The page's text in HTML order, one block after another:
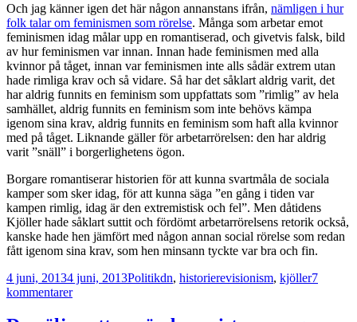
Och jag känner igen det här någon annanstans ifrån, nämligen i hur
folk talar om feminismen som rörelse. Många som arbetar emot
feminismen idag målar upp en romantiserad, och givetvis falsk, bild
av hur feminismen var innan. Innan hade feminismen med alla
kvinnor på tåget, innan var feminismen inte alls sådär extrem utan
hade rimliga krav och så vidare. Så har det såklart aldrig varit, det
har aldrig funnits en feminism som uppfattats som ”rimlig” av hela
samhället, aldrig funnits en feminism som inte behövs kämpa
igenom sina krav, aldrig funnits en feminism som haft alla kvinnor
med på tåget. Liknande gäller för arbetarrörelsen: den har aldrig
varit ”snäll” i borgerlighetens ögon.
Borgare romantiserar historien för att kunna svartmåla de sociala
kamper som sker idag, för att kunna säga ”en gång i tiden var
kampen rimlig, idag är den extremistisk och fel”. Men dåtidens
Kjöller hade såklart suttit och fördömt arbetarrörelsens retorik också,
kanske hade hen jämfört med någon annan social rörelse som redan
fått igenom sina krav, som hen minsann tyckte var bra och fin.
Postat
4 juni, 20134 juni, 2013Kategorier
PolitikTaggar
dn, historierevisionism, kjöller7
kommentarertill